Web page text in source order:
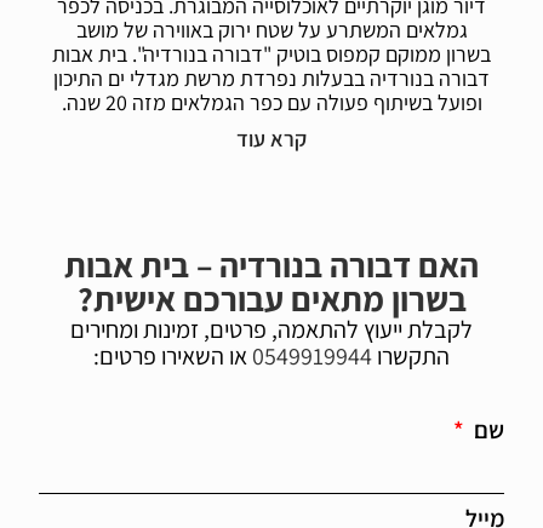
גמלאים המשתרע על שטח ירוק באווירה של מושב
בשרון ממוקם קמפוס בוטיק "דבורה בנורדיה". בית אבות
דבורה בנורדיה בבעלות נפרדת מרשת מגדלי ים התיכון
ופועל בשיתוף פעולה עם כפר הגמלאים מזה 20 שנה.
ופסטורלית עם מענה מקצועי צמוד לדיירים במצב
לדייריו ותחושת שייכות גדולה למקום. משפחות הדיירים
נהנים בטיול משותף בסביבה ירוקה, בישיבה לזמן איכות
בביקורי דיירים המשרים אווירה של מקום החלמה בטבע.
צוות ההנהלה של דבורה בנורדיה מוביל את הבית מתוך
ושיתוף פעולה מלא עם בני המשפחה להענקת שירות,
טיפול ומענה שלם לחיים בעלי משמעות ובטחון של דיירי
דבורה בנורדיה ממוקם בתוך מתחם הדיור המוגן של
האם דבורה בנורדיה – בית אבות
בשרון מתאים עבורכם אישית?
לקבלת ייעוץ להתאמה, פרטים, זמינות ומחירים
התקשרו0549919944או השאירו פרטים:
שם
מייל